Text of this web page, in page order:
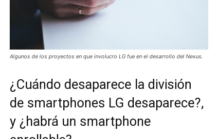
Algunos de los proyectos en que involucro LG fue en el desarrollo del Nexus.
¿Cuándo desaparece la división
de smartphones LG desaparece?,
y ¿habrá un smartphone